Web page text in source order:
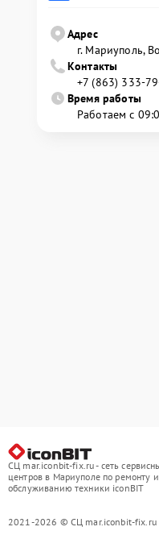
Адрес
г. Мариуполь,
Контакты
+7 (863) 333-
Время работы
Работаем с
СЦ mar.iconbit-fix.ru - сеть
центров в Мариуполе по ремонту и
обслуживанию техники iconBIT
2021-2026 © СЦ mar.iconbit-fix.ru